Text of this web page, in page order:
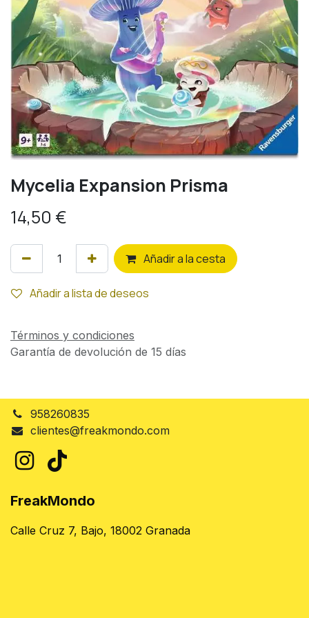
Mycelia Expansion Prisma
14,50 €
Añadir a la cesta
Añadir a lista de deseos
Términos y condiciones
Garantía de devolución de 15 días
958260835
clientes@freakmondo.com
FreakMondo
Calle Cruz 7, Bajo, 18002 Granada